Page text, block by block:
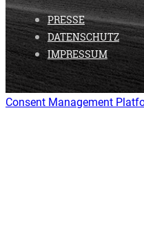
PRESSE
DATENSCHUTZ
IMPRESSUM
Consent Management